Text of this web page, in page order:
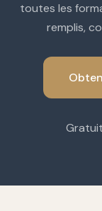
toutes les
remplis,